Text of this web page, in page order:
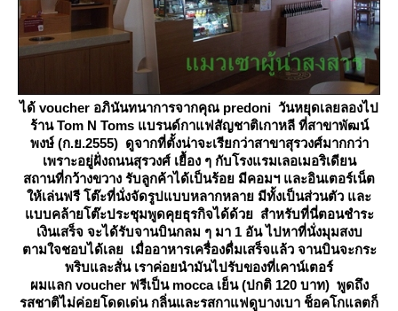
ได้ voucher อภินันทนาการจากคุณ predoni วันหยุดเลยลองไป
ร้าน Tom N Toms แบรนด์กาแฟสัญชาติเกาหลี ที่สาขาพัฒน์
พงษ์ (ก.ย.2555) ดูจากที่ตั้งน่าจะเรียกว่าสาขาสุรวงศ์มากกว่า
เพราะอยู่ฝั่งถนนสุรวงศ์ เยื้อง ๆ กับโรงแรมเลอเมอริเดียน
สถานที่กว้างขวาง รับลูกค้าได้เป็นร้อย มีคอมฯ และอินเตอร์เน็ต
ห้เล่นฟรี โต๊ะที่นั่งจัดรูปแบบหลากหลาย มีทั้งเป็นส่วนตัว และ
บบคล้ายโต๊ะประชุมพูดคุยธุรกิจได้ด้วย สำหรับที่นี่ตอนชำระ
เงินเสร็จ จะได้รับจานบินกลม ๆ มา 1 อัน ไปหาที่นั่งมุมสงบ
ตามใจชอบได้เลย เมื่ออาหารเครื่องดื่มเสร็จแล้ว จานบินจะกระ
พริบและสั่น เราค่อยนำมันไปรับของที่เคาน์เตอร์
ผมแลก voucher ฟรีเป็น mocca เย็น (ปกติ 120 บาท) พูดถึง
รสชาติไม่ค่อยโดดเด่น กลิ่นและรสกาแฟดูบางเบา ช็อคโกแลตก็